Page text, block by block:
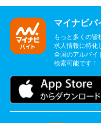
マイナビバ
もっと多くの皆
求人情報に特化
全国のアルバイ
検索可能です！